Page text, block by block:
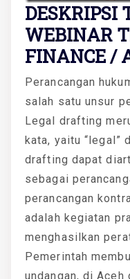
DESKRIPSI
WEBINAR
FINANCE /
Perancangan
salah satu unsur
Legal drafting
kata, yaitu “legal”
drafting dapat
sebagai
perancangan
adalah kegiatan
menghasilkan
Pemerintah
undangan, di Aceh